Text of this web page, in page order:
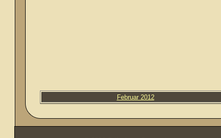
Februar 2012